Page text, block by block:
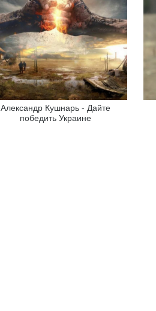
Александр Кушнарь - Дайте
победить Украине